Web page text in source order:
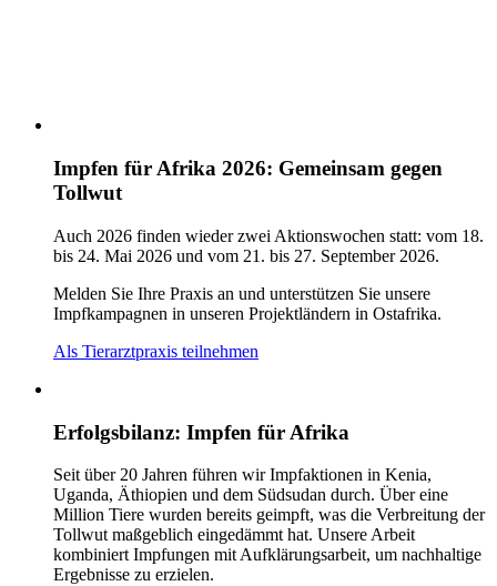
Impfen für Afrika 2026: Gemeinsam gegen
Tollwut
Auch 2026 finden wieder zwei Aktionswochen statt: vom 18.
bis 24. Mai 2026 und vom 21. bis 27. September 2026.
Melden Sie Ihre Praxis an und unterstützen Sie unsere
Impfkampagnen in unseren Projektländern in Ostafrika.
Als Tierarztpraxis teilnehmen
Erfolgsbilanz: Impfen für Afrika
Seit über 20 Jahren führen wir Impfaktionen in Kenia,
Uganda, Äthiopien und dem Südsudan durch. Über eine
Million Tiere wurden bereits geimpft, was die Verbreitung der
Tollwut maßgeblich eingedämmt hat. Unsere Arbeit
kombiniert Impfungen mit Aufklärungsarbeit, um nachhaltige
Ergebnisse zu erzielen.